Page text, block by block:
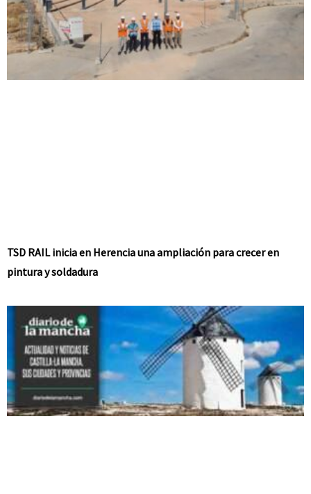
TSD RAIL inicia en Herencia una ampliación para crecer en
pintura y soldadura